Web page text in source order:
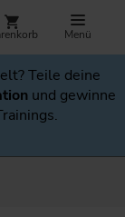
Menü
Teile deine
und gewinne